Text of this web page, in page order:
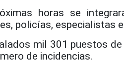
horas se
policías, especialistas
mil 301 puestos
de incidencias.